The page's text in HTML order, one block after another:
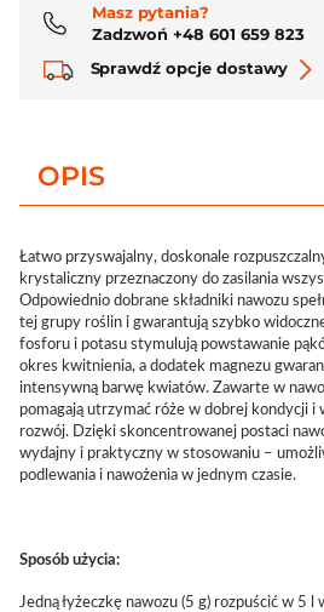
Masz pytania?
Zadzwoń +48 601 659 823
Sprawdź opcje dostawy
OPIS
Łatwo przyswajalny, doskonale
krystaliczny przeznaczony do zasilania
Odpowiednio dobrane składniki nawozu
tej grupy roślin i gwarantują szybko
fosforu i potasu stymulują powstawanie
okres kwitnienia, a dodatek magnezu
intensywną barwę kwiatów. Zawarte w
pomagają utrzymać róże w dobrej kondycji i
rozwój. Dzięki skoncentrowanej postaci
wydajny i praktyczny w stosowaniu –
podlewania i nawożenia w jednym czasie.
Sposób użycia:
Jedną łyżeczkę nawozu (5 g) rozpuścić w 5 l